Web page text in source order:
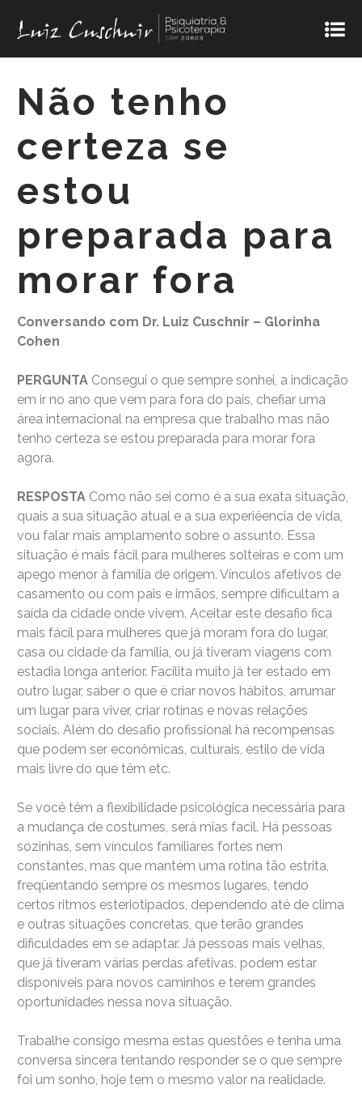
Não tenho
certeza se
estou
preparada para
morar fora
Conversando com Dr. Luiz Cuschnir – Glorinha
Cohen
PERGUNTA Consegui o que sempre sonhei, a indicação
em ir no ano que vem para fora do país, chefiar uma
área internacional na empresa que trabalho mas não
tenho certeza se estou preparada para morar fora
agora.
RESPOSTA Como não sei como é a sua exata situação,
quais a sua situação atual e a sua experiêencia de vida,
vou falar mais amplamento sobre o assunto. Essa
situação é mais fácil para mulheres solteiras e com um
apego menor à família de origem. Vínculos afetivos de
casamento ou com pais e irmãos, sempre dificultam a
saída da cidade onde vivem. Aceitar este desafio fica
mais fácil para mulheres que já moram fora do lugar,
casa ou cidade da família, ou já tiveram viagens com
estadia longa anterior. Facilita muito já ter estado em
outro lugar, saber o que é criar novos hábitos, arrumar
um lugar para viver, criar rotinas e novas relações
sociais. Além do desafio profissional há recompensas
que podem ser econômicas, culturais, estilo de vida
mais livre do que têm etc.
Se você têm a flexibilidade psicológica necessária para
a mudança de costumes, será mias facil. Há pessoas
sozinhas, sem vínculos familiares fortes nem
constantes, mas que mantém uma rotina tão estrita,
freqüentando sempre os mesmos lugares, tendo
certos ritmos esteriotipados, dependendo até de clima
e outras situações concretas, que terão grandes
dificuldades em se adaptar. Já pessoas mais velhas,
que já tiveram várias perdas afetivas, podem estar
disponíveis para novos caminhos e terem grandes
oportunidades nessa nova situação.
Trabalhe consigo mesma estas questões e tenha uma
conversa sincera tentando responder se o que sempre
foi um sonho, hoje tem o mesmo valor na realidade.